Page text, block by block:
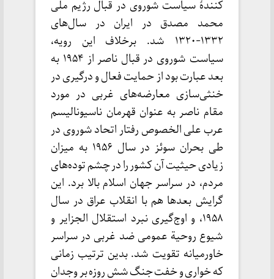
کنندۀ سیاست شوروی در قبال رژیم ملی
محمد مصدق در ایران در سال‌های
۱۳۳۲-۱۳۲۰ شد. برخلاف این رویه،
سیاست شوروی در قبال ناصر از ۱۹۵۴ به
بعد عبارت بود از حمایت فعال و درگیری در
خنثی‌سازی معارضه‌های غربی در مورد
مقام ناصر به عنوان قهرمان ناسيوناليسم
عرب على الخصوص رفتار اتحاد شوروی در
طی بحران سوئز در سال ۱۹۵۶ به میزان
زیادی حیثیت آن کشور را در چشم توده‌های
مردم، در سراسر جهان اسلام بالا برد. این
گرایش بعدها هم با انقلاب عراق در سال
۱۹۵۸، و اوج‌گیری نبرد استقلال الجزاير و
شيوع روحية عمومی ضد غربی در سراسر
خاورمیانه تقویت شد. بدین ترتیب زمانی
که خواری و خفت جنگ شش روزه بر وجدان